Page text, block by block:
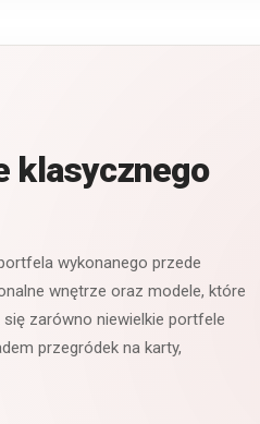
klasycznego
wykonanego przede
wnętrze oraz modele, które
zarówno niewielkie portfele
przegródek na karty,